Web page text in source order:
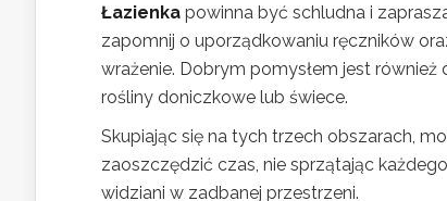
Łazienka powinna być schludna i
zapomnij o uporządkowaniu ręczników
wrażenie. Dobrym pomysłem jest
rośliny doniczkowe lub świece.
Skupiając się na tych trzech obszarach,
zaoszczędzić czas, nie sprzątając
widziani w zadbanej przestrzeni.